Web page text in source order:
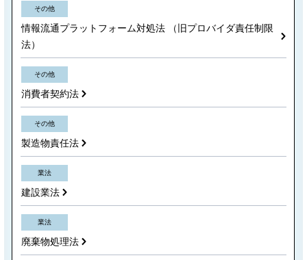
その他
情報流通プラットフォーム対処法 （旧プロバイダ責任制限
法）
その他
消費者契約法
その他
製造物責任法
業法
建設業法
業法
廃棄物処理法